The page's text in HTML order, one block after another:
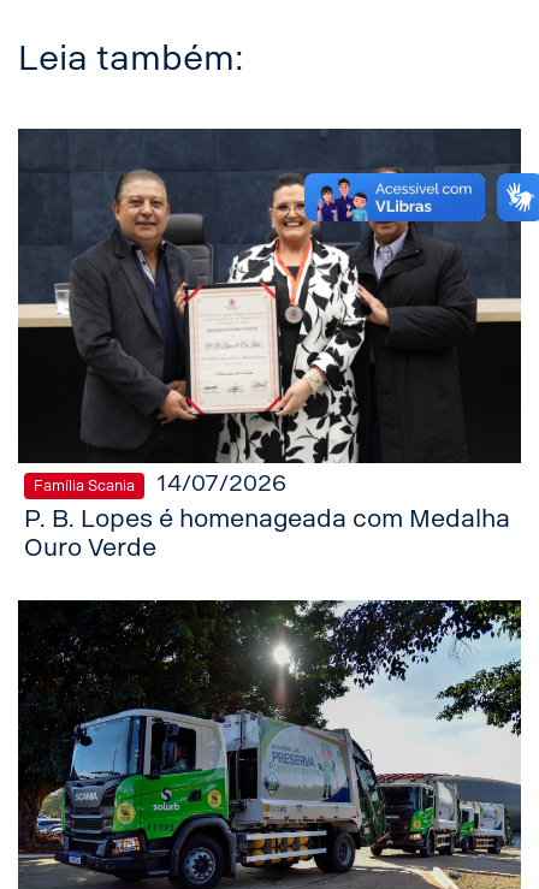
Leia também:
Família Scania 14/07/2026
P. B. Lopes é homenageada com Medalha
Ouro Verde